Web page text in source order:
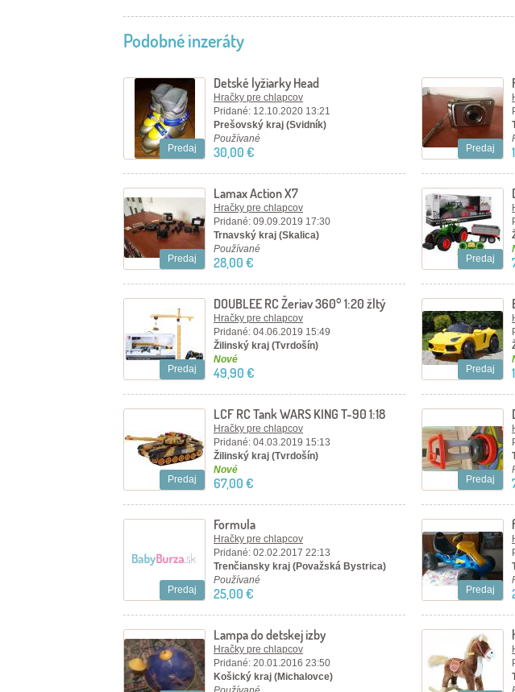
Podobné inzeráty
Predaj
Detské lyžiarky Head
Hračky pre chlapcov
Pridané: 12.10.2020 13:21
Prešovský kraj (Svidník)
Používané
30,00 € Predaj
Predaj
Lamax Action X7
Hračky pre chlapcov
Pridané: 09.09.2019 17:30
Trnavský kraj (Skalica)
Používané
28,00 € Predaj
Predaj
DOUBLEE RC Žeriav 360° 1:20 žltý
stavebné stroje
Hračky pre chlapcov
Pridané: 04.06.2019 15:49
Žilinský kraj (Tvrdošín)
Nové
49,90 € Predaj
Predaj
LCF RC Tank WARS KING T-90 1:18
Hračky pre chlapcov
Pridané: 04.03.2019 15:13
Žilinský kraj (Tvrdošín)
Nové
67,00 € Predaj
Predaj
Formula
Hračky pre chlapcov
Pridané: 02.02.2017 22:13
Trenčiansky kraj (Považská Bystrica)
Používané
25,00 € Predaj
Lampa do detskej izby
Hračky pre chlapcov
Pridané: 20.01.2016 23:50
Košický kraj (Michalovce)